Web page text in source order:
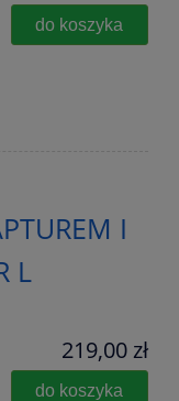
do koszyka
I
L
219,00 zł
do koszyka